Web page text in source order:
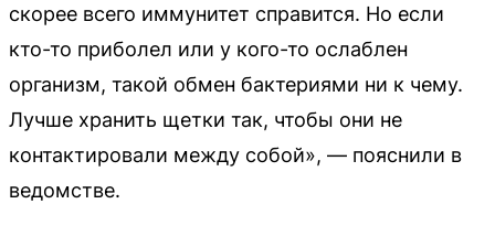
скорее всего иммунитет справится. Но если
кто-то приболел или у кого-то ослаблен
организм, такой обмен бактериями ни к чему.
Лучше хранить щетки так, чтобы они не
контактировали между собой», — пояснили в
ведомстве.